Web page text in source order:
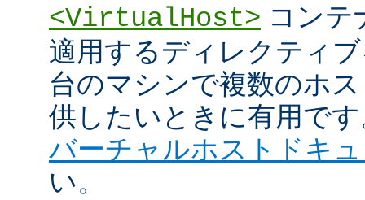
<VirtualHost> コンテ
適用するディレクティ
台のマシンで複数のホ
供したいときに有用で
バーチャルホストドキ
い。